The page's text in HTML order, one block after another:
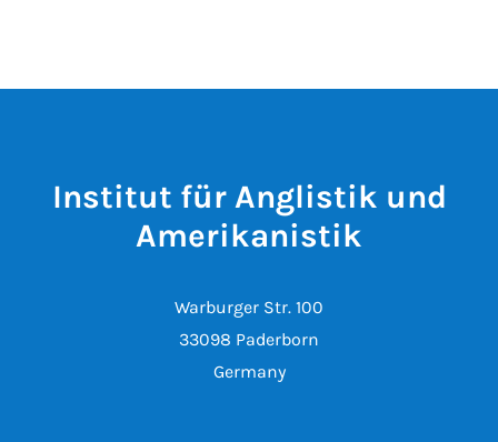
Institut für Anglistik und
Amerikanistik
Warburger Str. 100
33098 Paderborn
Germany